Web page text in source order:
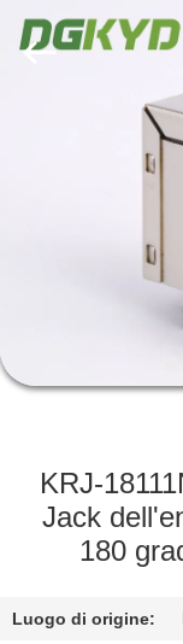
MOSTRA
CIRCA
GIRO
DELLA
Keyouda
Electronic
Technology
KRJ-
Jack
180
Luogo di origine: